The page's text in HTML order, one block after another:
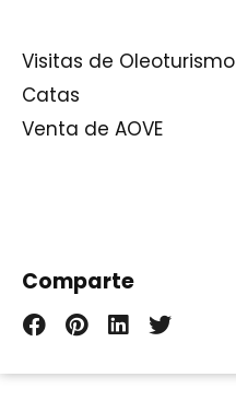
Visitas de Oleoturismo
Catas
Venta de AOVE
Comparte